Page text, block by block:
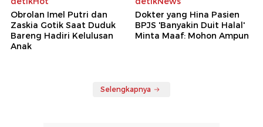
Obrolan Imel Putri dan
Zaskia Gotik Saat Duduk
Bareng Hadiri Kelulusan
Anak
Dokter yang Hina Pasien
BPJS 'Banyakin Duit Halal'
Minta Maaf: Mohon Ampun
Selengkapnya